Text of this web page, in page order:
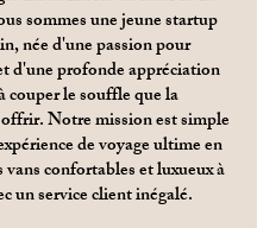
sommes une jeune startup
née d'une passion pour
d'une profonde appréciation
couper le souffle que la
Notre mission est simple
de voyage ultime en
confortables et luxueux à
un service client inégalé.